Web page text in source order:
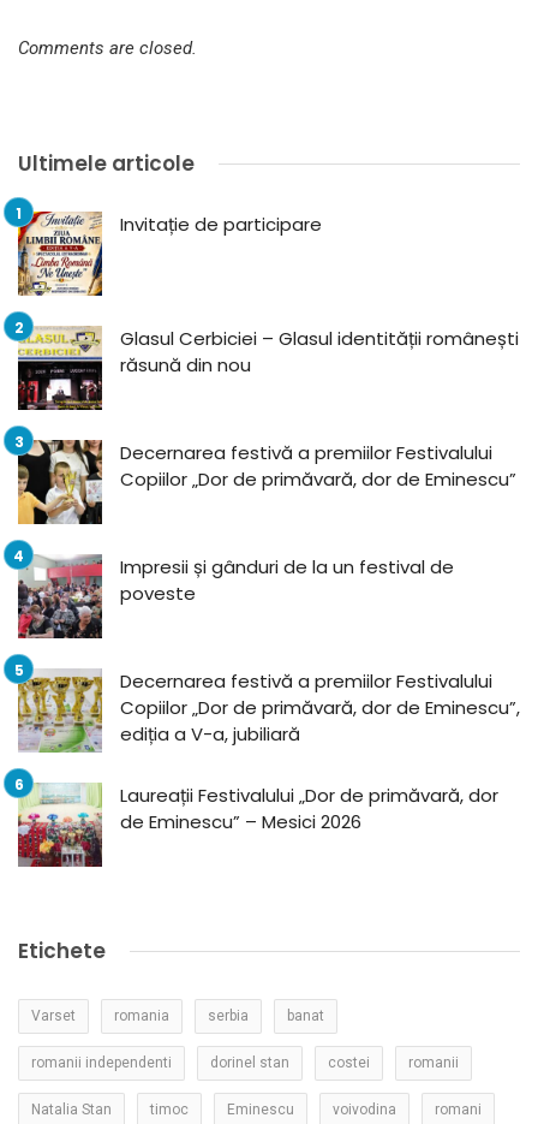
Comments are closed.
Ultimele articole
Invitație de participare
Glasul Cerbiciei – Glasul identității românești
răsună din nou
Decernarea festivă a premiilor Festivalului
Copiilor „Dor de primăvară, dor de Eminescu”
Impresii și gânduri de la un festival de
poveste
Decernarea festivă a premiilor Festivalului
Copiilor „Dor de primăvară, dor de Eminescu”,
ediția a V-a, jubiliară
Laureații Festivalului „Dor de primăvară, dor
de Eminescu” – Mesici 2026
Etichete
Varset romania serbia banat
romanii independenti dorinel stan costei romanii
Natalia Stan timoc Eminescu voivodina romani